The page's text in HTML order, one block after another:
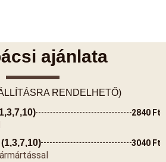
ajánlata
RENDELHETŐ)
2840 Ft
3040 Ft